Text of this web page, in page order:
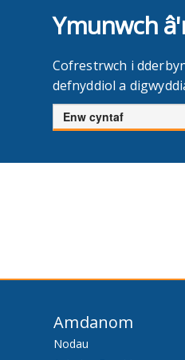
Ymunwch
Cofrestrwch i
defnyddiol a
Enw
cyntaf
Amdanom
Nodau